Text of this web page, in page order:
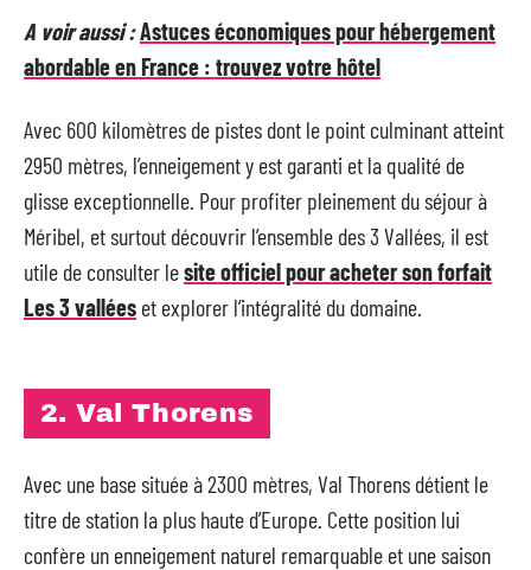
A voir aussi :Astuces économiques pour hébergement
abordable en France : trouvez votre hôtel
Avec 600 kilomètres de pistes dont le point culminant atteint
2950 mètres, l’enneigement y est garanti et la qualité de
glisse exceptionnelle. Pour profiter pleinement du séjour à
Méribel, et surtout découvrir l’ensemble des 3 Vallées, il est
utile de consulter lesite officiel pour acheter son forfait
Les 3 vallées et explorer l’intégralité du domaine.
2. Val Thorens
Avec une base située à 2300 mètres, Val Thorens détient le
titre de station la plus haute d’Europe. Cette position lui
confère un enneigement naturel remarquable et une saison